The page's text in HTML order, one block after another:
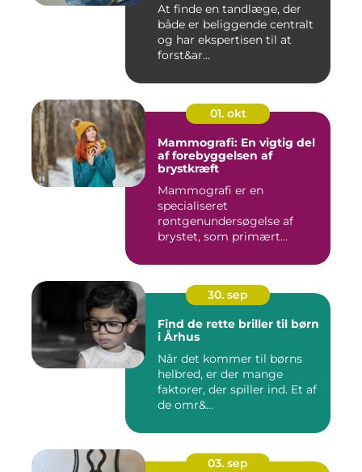
At finde en tandlæge, der
både er beliggende centralt
og har ekspertisen til at
forst&ar...
01. okt
Mammografi: En vigtig del
af forebyggelsen af
brystkræft
Mammografi er en
specialiseret
røntgenundersøgelse af
brystet, som primært
30. sep
Find de rette briller til børn
i Århus
Når det kommer til børns
helbred, er der mange
faktorer, der spiller ind. Et af
de omr&...
03. sep